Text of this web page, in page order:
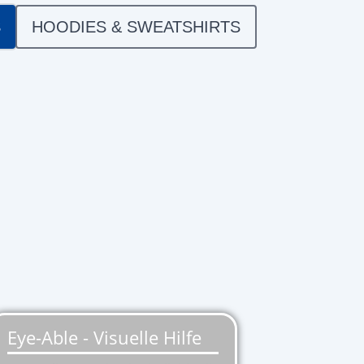
HOODIES & SWEATSHIRTS